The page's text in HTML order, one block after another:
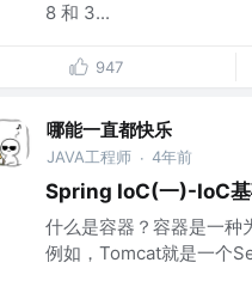
8 和 3...
947
哪能一直都快乐
JAVA工程师 · 4年前
Spring IoC(一)-IoC
什么是容器？容器是一种
例如，Tomcat就是一个